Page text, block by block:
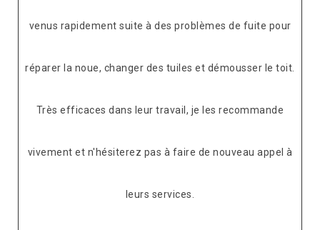
venus rapidement suite à des problèmes de fuite pour
réparer la noue, changer des tuiles et démousser le toit.
Très efficaces dans leur travail, je les recommande
vivement et n'hésiterez pas à faire de nouveau appel à
leurs services.